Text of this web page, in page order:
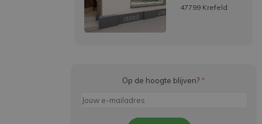
47799 Krefeld
Op de hoogte blijven? *